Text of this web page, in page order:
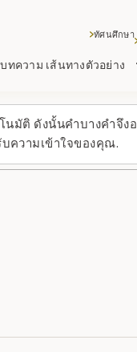
มัติ ดังนั้นคำบางคำจึง
ความเข้าใจของคุณ.
บทความ เส้นทางตัวอย่าง
ทัศนศึกษา